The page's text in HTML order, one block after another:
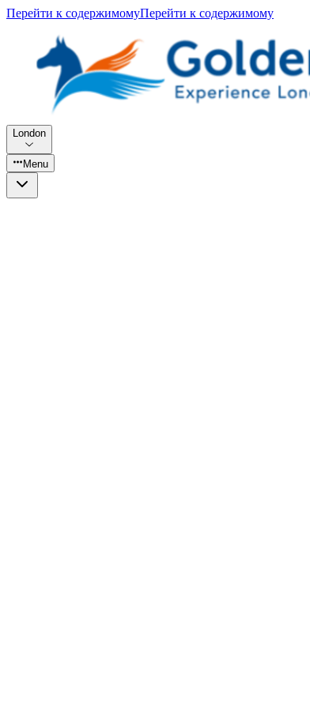
Перейти к содержимомуПерейти к содержимому
London
Menu